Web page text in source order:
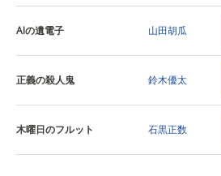
AIの遺電子 山田胡瓜
正義の殺人鬼 鈴木優太
木曜日のフルット 石黒正数